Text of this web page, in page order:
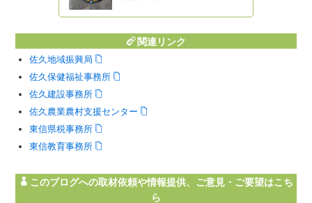
関連リンク
佐久地域振興局
佐久保健福祉事務所
佐久建設事務所
佐久農業農村支援センター
東信県税事務所
東信教育事務所
このブログへの取材依頼や情報提供、ご意見・ご要望はこち
ら